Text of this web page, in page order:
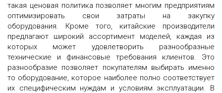
такая ценовая политика позволяет многим предприятиям
оптимизировать свои затраты на закупку
оборудования. Кроме того, китайские производители
предлагают широкий ассортимент моделей, каждая из
которых может удовлетворить разнообразные
технические и финансовые требования клиентов. Это
разнообразие позволяет покупателям выбирать именно
то оборудование, которое наиболее полно соответствует
их специфическим нуждам и условиям эксплуатации. В